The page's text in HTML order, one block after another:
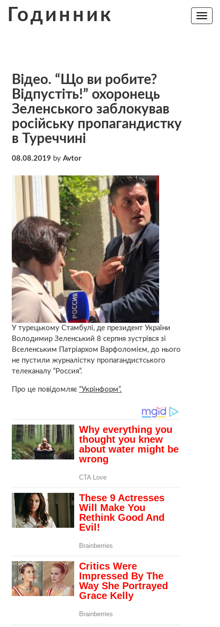
Годинник
Toggle
Відео. “Що ви робите?
Відпустіть!” охоронець
Зеленського заблокував
російську пропагандистку
в Туреччині
08.08.2019 by Avtor
У турецькому Стамбулі, де президент України
Володимир Зеленський 8 серпня зустрівся зі
Вселенським Патріархом Варфоломієм, до нього
не пустили журналістку пропагандистського
телеканалу “Россия”.
Про це повідомляє “Укрінформ”.